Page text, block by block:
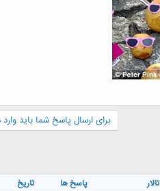
برای ارسال پاسخ شما باید
تالار پاسخ ها تاریخ